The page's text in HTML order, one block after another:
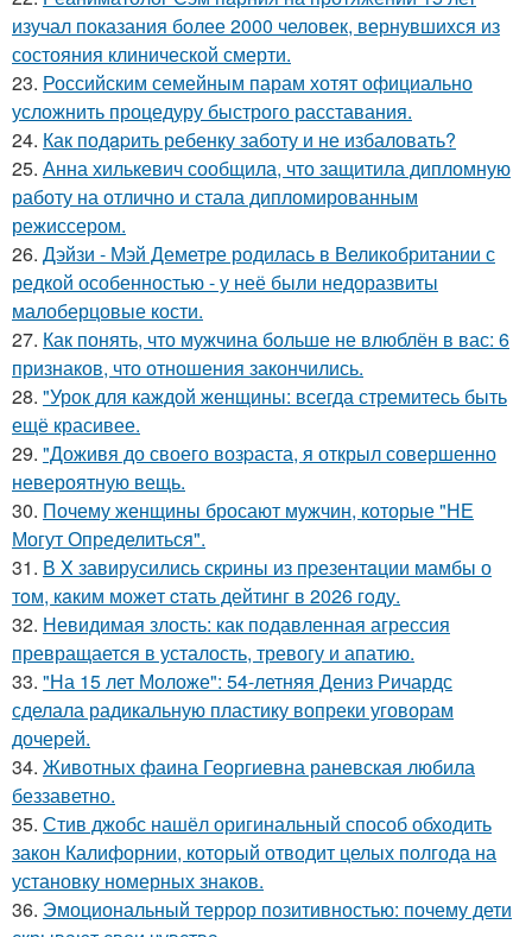
изучал показания более 2000 человек, вернувшихся из
состояния клинической смерти.
23. Российским семейным парам хотят официально
усложнить процедуру быстрого расставания.
24. Как подapить ребенку заботу и не избаловать?
25. Анна хилькевич сообщила, что защитила дипломную
работу на отлично и стала дипломированным
режиссером.
26. Дэйзи - Мэй Деметре родилась в Великобритании с
редкой особенностью - у неё были недоразвиты
малоберцовые кости.
27. Как понять, что мужчина больше не влюблён в вас: 6
признаков, что отношения закончились.
28. "Урок для каждой женщины: всегда стремитесь быть
ещё красивее.
29. "Доживя до своего возpаста, я открыл совершенно
невероятную вещь.
30. Почему женщины бросают мужчин, которые "НЕ
Могут Определиться".
31. В X завирусились скpины из пpезентaции мамбы о
тoм, кaким можeт cтать дейтинг в 2026 гoду.
32. Невидимая злость: как подавленная агрессия
превращается в усталость, тревогу и апатию.
33. "На 15 лет Моложе": 54-летняя Дениз Ричардс
сделала радикальную пластику вопреки уговорам
дочерей.
34. Животных фаина Георгиевна раневская любила
беззаветно.
35. Стив джобс нашёл оригинальный способ обходить
закон Калифорнии, который отводит целых полгода на
установку номерных знаков.
36. Эмоциональный террор позитивностью: почему дети